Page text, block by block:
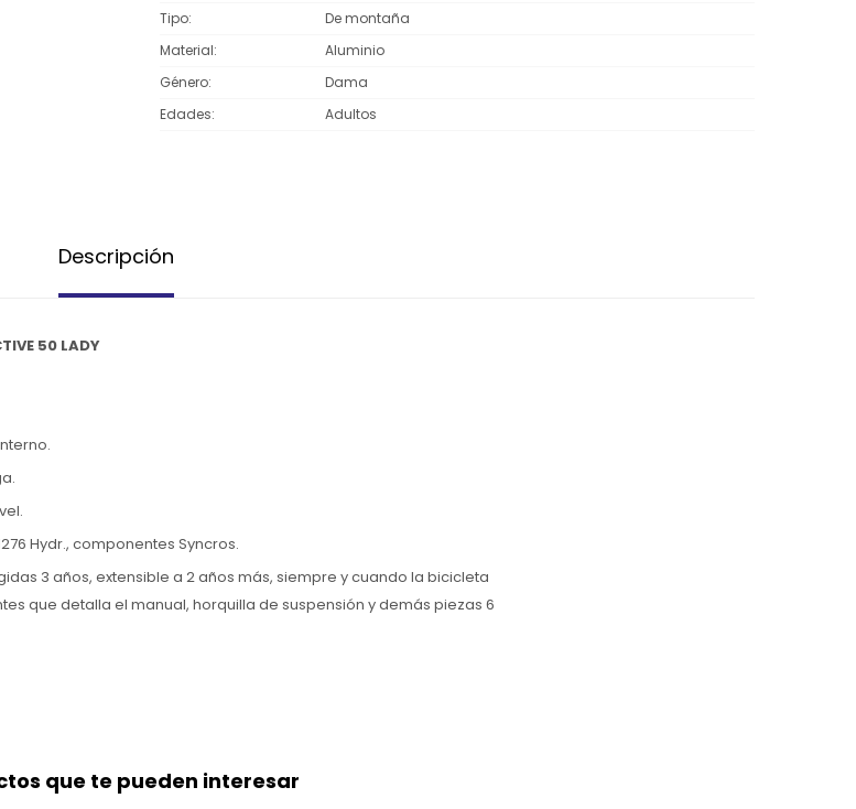
Tipo
De montaña
Material
Aluminio
Género
Dama
Edades
Adultos
Descripción
50 LADY
Hydr., componentes Syncros.
3 años, extensible a 2 años más, siempre y cuando la bicicleta
que detalla el manual, horquilla de suspensión y demás piezas 6
que te pueden interesar